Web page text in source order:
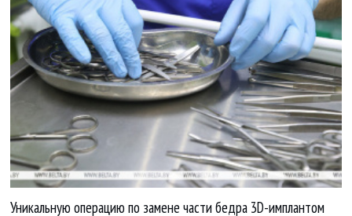
Уникальную операцию по замене части бедра 3D-имплантом